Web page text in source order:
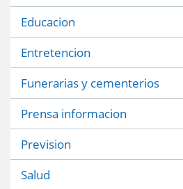
Educacion
Entretencion
Funerarias y cementerios
Prensa informacion
Prevision
Salud